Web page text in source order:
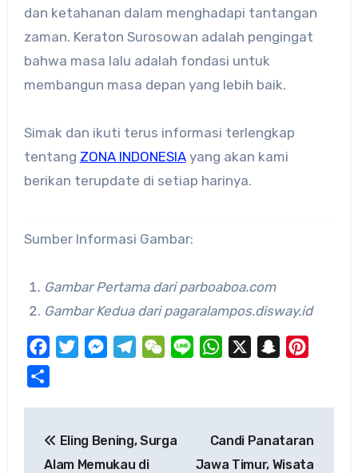
dan ketahanan dalam menghadapi tantangan
zaman. Keraton Surosowan adalah pengingat
bahwa masa lalu adalah fondasi untuk
membangun masa depan yang lebih baik.
Simak dan ikuti terus informasi terlengkap
tentang ZONA INDONESIAyang akan kami
berikan terupdate di setiap harinya.
Sumber Informasi Gambar:
Gambar Pertama dari parboaboa.com
Gambar Kedua dari pagaralampos.disway.id
FacebookTwitterMessengerTelegramWeChat
Line WhatsApp Snapchat
navigation
Eling Bening, Surga
Alam Memukau di
Candi Panataran
Jawa Timur, Wisata